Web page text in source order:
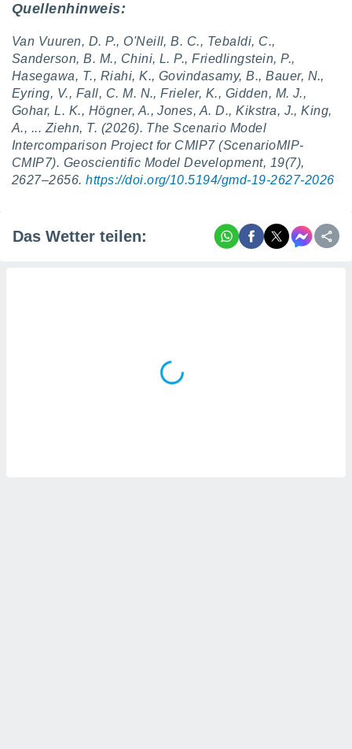
Quellenhinweis:
Van Vuuren, D. P., O'Neill, B. C., Tebaldi, C.,
Sanderson, B. M., Chini, L. P., Friedlingstein, P.,
Hasegawa, T., Riahi, K., Govindasamy, B., Bauer, N.,
Eyring, V., Fall, C. M. N., Frieler, K., Gidden, M. J.,
Gohar, L. K., Högner, A., Jones, A. D., Kikstra, J., King,
A., ... Ziehn, T. (2026). The Scenario Model
Intercomparison Project for CMIP7 (ScenarioMIP-
CMIP7). Geoscientific Model Development, 19(7),
2627–2656.https://doi.org/10.5194/gmd-19-2627-2026
Das Wetter teilen: